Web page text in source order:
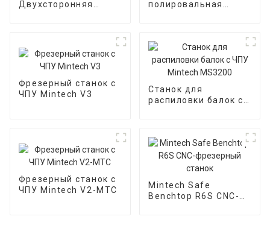
Двухсторонняя
полировальная
Фрезерный станок с
ЧПУ Mintech V3
Станок для
распиловки балок с
Фрезерный станок с
ЧПУ Mintech V2-MTC
Mintech Safe
Benchtop R6S CNC-